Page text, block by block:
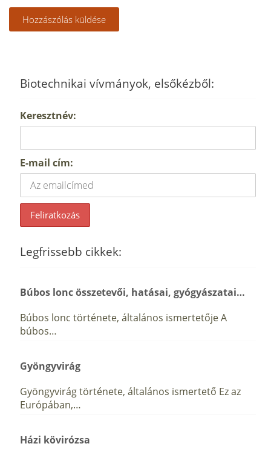
Biotechnikai vívmányok, elsőkézből:
Keresztnév:
E-mail cím:
Legfrissebb cikkek:
Búbos lonc összetevői, hatásai, gyógyászatai…
Búbos lonc története, általános ismertetője A
búbos…
Gyöngyvirág
Gyöngyvirág története, általános ismertető Ez az
Európában,…
Házi kövirózsa